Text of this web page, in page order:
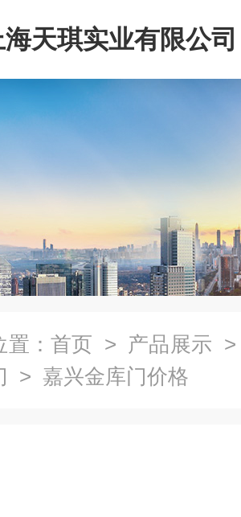
天琪实业有限公司
： 首页 > 产品展示
> 嘉兴金库门价格